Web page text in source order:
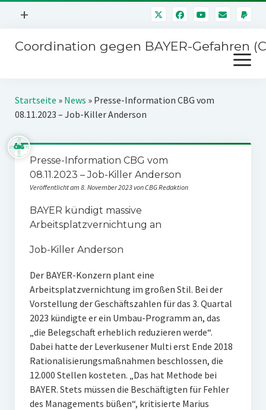
Menü
+
Mitmachen
Über uns
Kontakt
Impressum
Störfälle
Coordination gegen BAYER-Gefahren
Menü
öffnen
Kampagnen
Stichwort BAYER
Jahrestagung
Startseite » News » Presse-Information CBG vom
08.11.2023 – Job-Killer Anderson
Presse-Information CBG vom
08.11.2023 – Job-Killer Anderson
Veröffentlicht am 8. November 2023 von CBG Redaktion
BAYER kündigt massive
Arbeitsplatzvernichtung an
Job-Killer Anderson
Der BAYER-Konzern plant eine
Arbeitsplatzvernichtung im großen Stil. Bei der
Vorstellung der Geschäftszahlen für das 3. Quartal
2023 kündigte er ein Umbau-Programm an, das
„die Belegschaft erheblich reduzieren werde“.
Dabei hatte der Leverkusener Multi erst Ende 2018
Rationalisierungsmaßnahmen beschlossen, die
12.000 Stellen kosteten. „Das hat Methode bei
BAYER. Stets müssen die Beschäftigten für Fehler
des Managements büßen“, kritisierte Marius